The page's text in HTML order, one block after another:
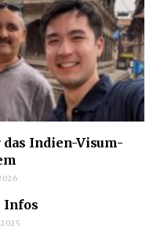
Indien-Visum-
Infos
2025